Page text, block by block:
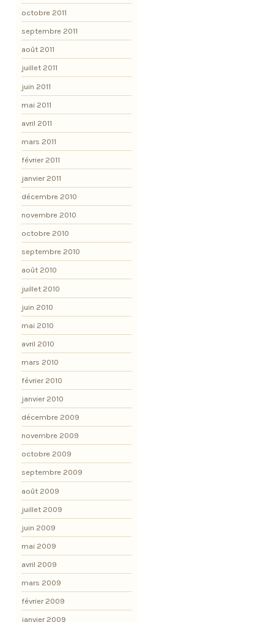
octobre 2011
septembre 2011
août 2011
juillet 2011
juin 2011
mai 2011
avril 2011
mars 2011
février 2011
janvier 2011
décembre 2010
novembre 2010
octobre 2010
septembre 2010
août 2010
juillet 2010
juin 2010
mai 2010
avril 2010
mars 2010
février 2010
janvier 2010
décembre 2009
novembre 2009
octobre 2009
septembre 2009
août 2009
juillet 2009
juin 2009
mai 2009
avril 2009
mars 2009
février 2009
janvier 2009